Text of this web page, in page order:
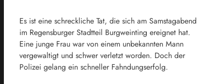
Es ist eine schreckliche Tat, die sich am Samstagabend
im Regensburger Stadtteil Burgweinting ereignet hat.
Eine junge Frau war von einem unbekannten Mann
vergewaltigt und schwer verletzt worden. Doch der
Polizei gelang ein schneller Fahndungserfolg.